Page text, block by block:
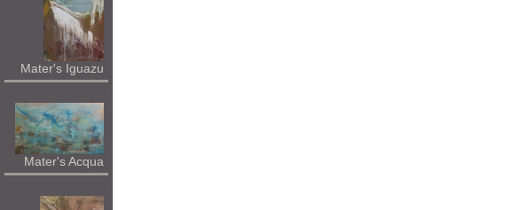
Mater's Iguazu
Mater's Acqua